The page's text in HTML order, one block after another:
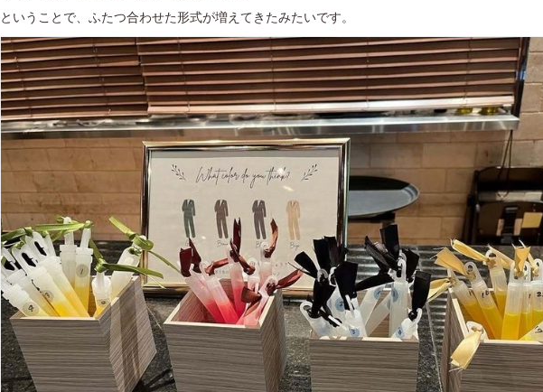
ということで、ふたつ合わせた形式が増えてきたみたいです。